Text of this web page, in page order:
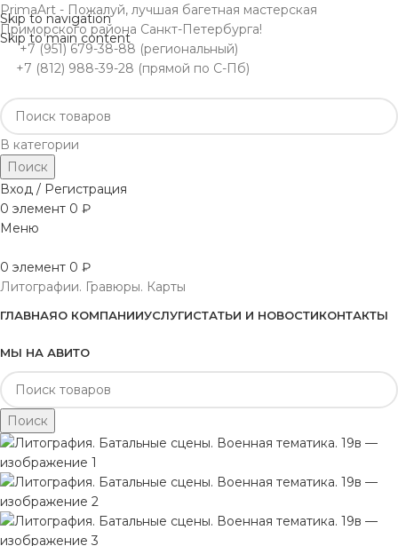
Skip to navigation
Skip to main content
PrimaArt - Пожалуй, лучшая багетная мастерская
Приморского района Санкт-Петербурга!
+7 (951) 679-38-88 (региональный)
+7 (812) 988-39-28 (прямой по С-Пб)
В категории
Поиск
Вход / Регистрация
0 элемент 0 ₽
Меню
0 элемент 0 ₽
Литографии. Гравюры. Карты
ГЛАВНАЯО КОМПАНИИУСЛУГИСТАТЬИ И НОВОСТИКОНТАКТЫ
МЫ НА АВИТО
Поиск